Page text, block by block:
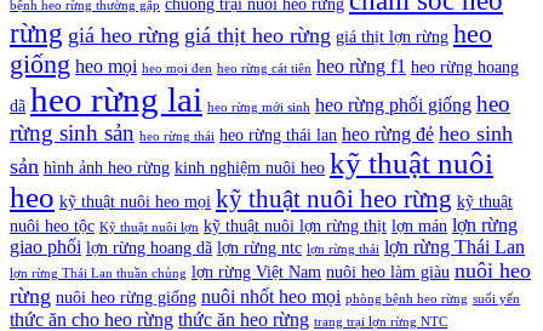
bệnh heo rừng thường gặp chuồng trại nuôi heo rừng
rừng giá heo rừng giá thịt heo rừng giá thịt lợn rừng heo
giống heo mọi heo mọi đen heo rừng cát tiên heo rừng f1 heo rừng hoang
dã heo rừng lai heo rừng mới sinh heo rừng phối giống heo
rừng sinh sản heo rừng thái heo rừng thái lan heo rừng đẻ heo sinh
sản hình ảnh heo rừng kinh nghiệm nuôi heo kỹ thuật nuôi
heo kỹ thuật nuôi heo mọi kỹ thuật nuôi heo rừng kỹ thuật
nuôi heo tộc Kỹ thuật nuôi lợn kỹ thuật nuôi lợn rừng thịt lợn mán lợn rừng
giao phối lợn rừng hoang dã lợn rừng ntc lợn rừng thái lợn rừng Thái Lan
lợn rừng Thái Lan thuần chủng lợn rừng Việt Nam nuôi heo làm giàu nuôi heo
rừng nuôi heo rừng giống nuôi nhốt heo mọi phòng bệnh heo rừng suối yến
thức ăn cho heo rừng thức ăn heo rừng trang trại lợn rừng NTC